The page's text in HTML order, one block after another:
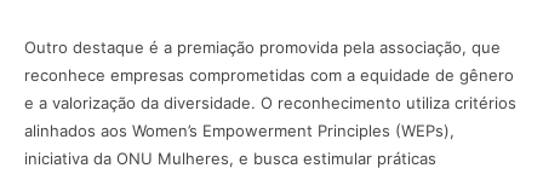
Outro destaque é a premiação promovida pela associação, que
reconhece empresas comprometidas com a equidade de gênero
e a valorização da diversidade. O reconhecimento utiliza critérios
alinhados aos Women’s Empowerment Principles (WEPs),
iniciativa da ONU Mulheres, e busca estimular práticas